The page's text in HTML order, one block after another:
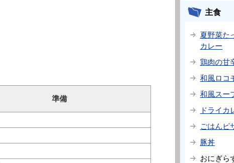
準備
主食
夏野菜た
カレー
鶏肉の甘
和風ロコ
和風スー
ドライカ
ごはんピ
豚丼
おにぎら